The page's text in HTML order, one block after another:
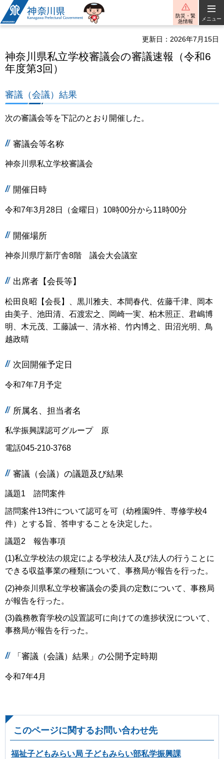
神奈川県
防災・緊
急情報
メニュー
更新日：2026年7月15日
神奈川県私立学校審議会の審議速報（令和6
年度第3回）
審議（会議）結果
次の審議会等を下記のとおり開催した。
審議会等名称
神奈川県私立学校審議会
開催日時
令和7年3月28日（金曜日）10時00分から11時00分
開催場所
神奈川県庁新庁舎8階 議会大会議室
出席者【会長等】
松田良昭【会長】、黒川雅夫、本間春代、佐藤千津、岡本
由美子、池田清、石渡宏之、岡崎一実、柏木照正、君嶋博
明、木元茂、工藤誠一、清水裕、竹内博之、田沼光明、鳥
越政晴
次回開催予定日
令和7年7月予定
所属名、担当者名
私学振興課認可グループ 原
電話045-210-3768
審議（会議）の議題及び結果
議題1 諮問案件
諮問案件13件について認可を可（幼稚園9件、専修学校4
件）とする旨、答申することを決定した。
議題2 報告事項
(1)私立学校法の規定による学校法人及び法人の行うことに
できる収益事業の種類について、事務局が報告を行った。
(2)神奈川県私立学校審議会の委員の定数について、事務局
が報告を行った。
(3)義務教育学校の設置認可に向けての進捗状況について、
事務局が報告を行った。
「審議（会議）結果」の公開予定時期
令和7年4月
このページに関するお問い合わせ先
福祉子どもみらい局 子どもみらい部私学振興課